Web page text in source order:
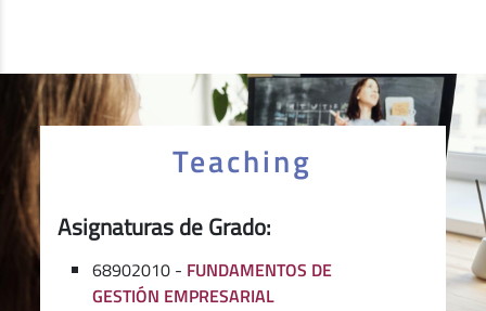
Teaching
Asignaturas de Grado:
68902010 - FUNDAMENTOS DE
GESTIÓN EMPRESARIAL